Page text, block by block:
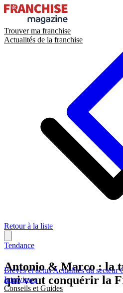
Trouver ma franchise
Actualités de la franchise
Brèves et actusActualités du secteur
Interviews
Conseils et Guides
Retour à la liste
Tendance
Antonio & Marco : la
qui veut conquérir la